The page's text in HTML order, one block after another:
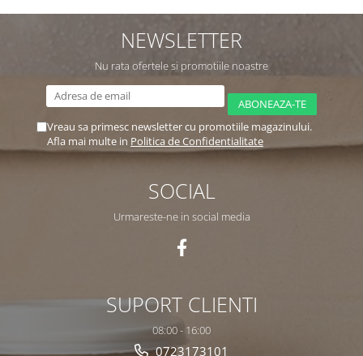
NEWSLETTER
Nu rata ofertele si promotiile noastre
Vreau sa primesc newsletter cu promotiile magazinului.
Afla mai multe in Politica de Confidentialitate
SOCIAL
Urmareste-ne in social media
SUPORT CLIENTI
08:00 - 16:00
0723173101